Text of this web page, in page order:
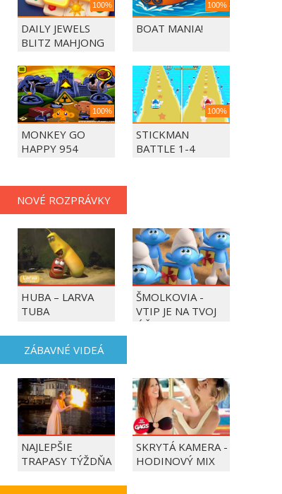
100%
DAILY JEWELS
BLITZ MAHJONG
100%
BOAT MANIA!
100%
MONKEY GO
HAPPY 954
100%
STICKMAN
BATTLE 1-4
NOVÉ ROZPRÁVKY
HUBA – LARVA
TUBA
ŠMOLKOVIA -
VTIP JE NA TVOJ
ÚČET
ZÁBAVNÉ VIDEÁ
NAJLEPŠIE
TRAPASY TÝŽDŇA
SKRYTÁ KAMERA -
HODINOVÝ MIX